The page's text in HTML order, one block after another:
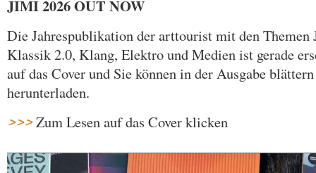
JIMI 2026 OUT NOW
Die Jahrespublikation der arttourist mit den Themen
Klassik 2.0, Klang, Elektro und Medien ist gerade
auf das Cover und Sie können in der Ausgabe
herunterladen.
>>>Zum Lesen auf das Cover klicken